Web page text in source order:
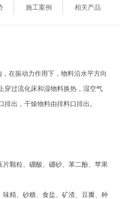
施工案例 相关产品
在振动力作用下，物料沿水平方向
穿过流化床和湿物料换热，湿空气
出，干燥物料由排料口排出。
颗粒、硼酸、硼砂、苯二酚、苹果
精、砂糖、食盐、矿渣、豆瓣、种